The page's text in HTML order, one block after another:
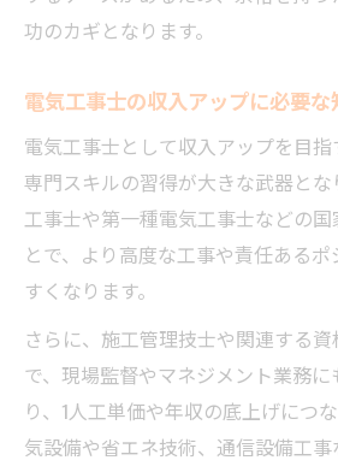
功のカギとなります。
電気工事士の収入アップに必要
電気工事士として収入アップを目
専門スキルの習得が大きな武器と
工事士や第一種電気工事士などの
とで、より高度な工事や責任ある
すくなります。
さらに、施工管理技士や関連する
で、現場監督やマネジメント業務
り、1人工単価や年収の底上げにつ
気設備や省エネ技術、通信設備工